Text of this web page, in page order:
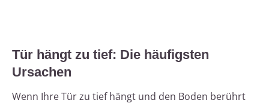
Tür hängt zu tief: Die häufigsten
Ursachen
Wenn Ihre Tür zu tief hängt und den Boden berührt